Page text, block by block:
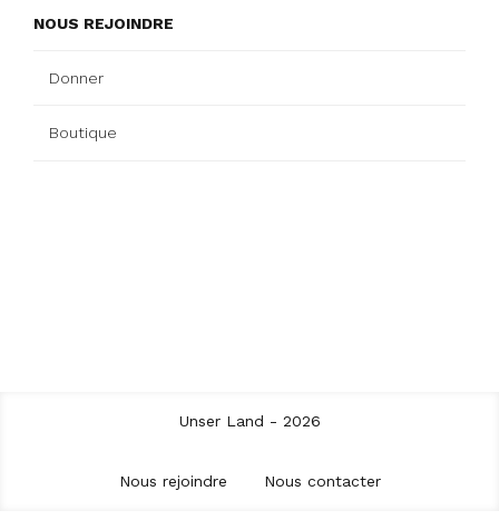
NOUS REJOINDRE
Donner
Boutique
Unser Land - 2026
Nous rejoindre Nous contacter